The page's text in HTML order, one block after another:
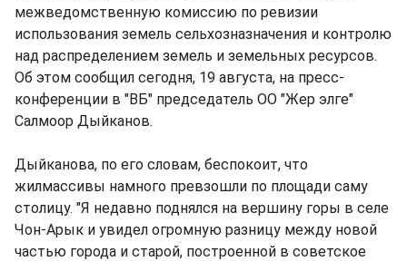
межведомственную комиссию по ревизии
использования земель сельхозназначения и контролю
над распределением земель и земельных ресурсов.
Об этом сообщил сегодня, 19 августа, на пресс-
конференции в "ВБ" председатель ОО "Жер элге"
Салмоор Дыйканов.
Дыйканова, по его словам, беспокоит, что
жилмассивы намного превзошли по площади саму
столицу. "Я недавно поднялся на вершину горы в селе
Чон-Арык и увидел огромную разницу между новой
частью города и старой, построенной в советское